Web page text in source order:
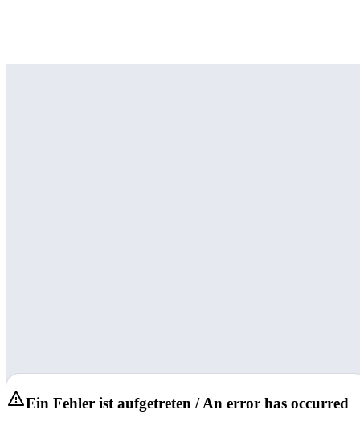
Ein Fehler ist aufgetreten / An error has occurred